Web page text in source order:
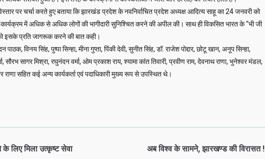
पर चर्चा करते हुए बताया कि झारखंड प्रदेश के नवनिर्वाचित प्रदेश अध्यक्ष आदित्य साहू का 24 जनवरी को
में अधिक से अधिक लोगों की भागीदारी सुनिश्चित करने की अपील की। साथ ही विकसित भारत के “भी जी
इसके प्रति जागरूक करने की बात कही।
विनय सिंह, पुष्पा सिन्हा, मीना गुप्ता, पिंकी देवी, सुनीत सिंह, डॉ. राजेश पोद्दार, छोटू खान, अनूप सिन्हा,
सागर मिश्रा, रघुनंदन वर्मा, ओम प्रकाश राय, श्यामा कांत तिवारी, प्रवीण राम, देवनाथ राणा, भुनेश्वर मंडल,
राणा सहित कई अन्य कार्यकर्ता एवं पदाधिकारी मुख्य रूप से उपस्थित थे।
लिए मिला उत्कृष्ट सेवा
अब विश्व के सामने, झारखण्ड की विरासत !